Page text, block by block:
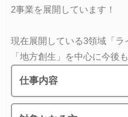
2事業を展開しています！
現在展開している3領域「ラ
「地方創生」を中心に今後
仕事内容